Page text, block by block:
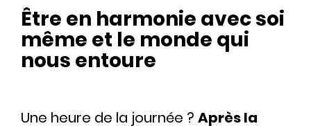
Être en harmonie avec soi
même et le monde qui
nous entoure
Une heure de la journée ? Après la